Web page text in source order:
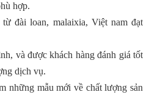
hợp.
đài loan, malaixia, Việt nam đạt
và được khách hàng đánh giá tốt
dịch vụ.
những mẫu mới về chất lượng sản